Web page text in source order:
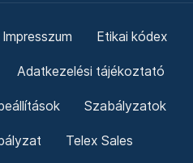
Impresszum Etikai kódex
Adatkezelési tájékoztató
Szabályzatok
Telex Sales